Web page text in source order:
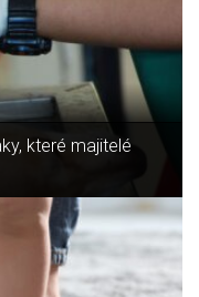
Průvodce pro Váš